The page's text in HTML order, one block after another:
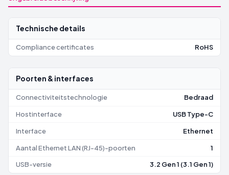
Technische details
Compliance certificates RoHS
Poorten & interfaces
Connectiviteitstechnologie Bedraad
Hostinterface USB Type-C
Interface Ethernet
Aantal Ethernet LAN (RJ-45)-poorten 1
USB-versie 3.2 Gen 1 (3.1 Gen 1)